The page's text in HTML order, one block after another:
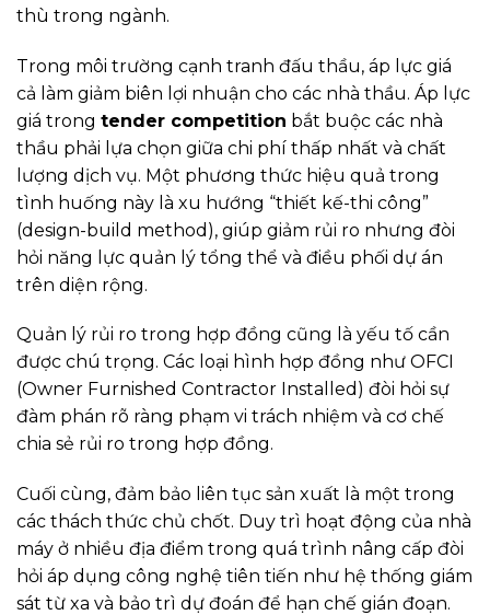
thù trong ngành.
Trong môi trường cạnh tranh đấu thầu, áp lực giá
cả làm giảm biên lợi nhuận cho các nhà thầu. Áp lực
giá trong tender competition bắt buộc các nhà
thầu phải lựa chọn giữa chi phí thấp nhất và chất
lượng dịch vụ. Một phương thức hiệu quả trong
tình huống này là xu hướng “thiết kế-thi công”
(design-build method), giúp giảm rủi ro nhưng đòi
hỏi năng lực quản lý tổng thể và điều phối dự án
trên diện rộng.
Quản lý rủi ro trong hợp đồng cũng là yếu tố cần
được chú trọng. Các loại hình hợp đồng như OFCI
(Owner Furnished Contractor Installed) đòi hỏi sự
đàm phán rõ ràng phạm vi trách nhiệm và cơ chế
chia sẻ rủi ro trong hợp đồng.
Cuối cùng, đảm bảo liên tục sản xuất là một trong
các thách thức chủ chốt. Duy trì hoạt động của nhà
máy ở nhiều địa điểm trong quá trình nâng cấp đòi
hỏi áp dụng công nghệ tiên tiến như hệ thống giám
sát từ xa và bảo trì dự đoán để hạn chế gián đoạn.